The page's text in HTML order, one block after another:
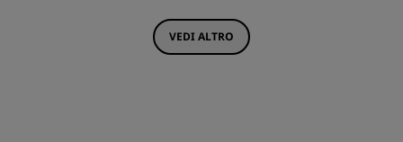
VEDI ALTRO